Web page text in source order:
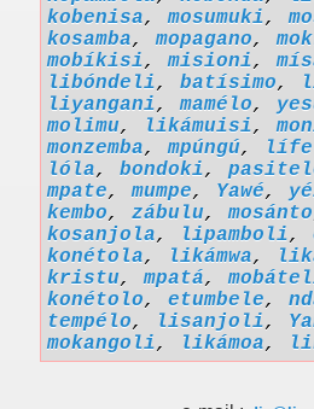
kobenisa,mosumuki,
kosamba,mopagano,
mobíkisi,misioni,
libóndeli, batísimo,
liyangani,mamélo,
molimu, likámuisi,
monzemba,mpúngú,
lóla, bondoki,
mpate,mumpe, Yawé,
kembo, zábulu,mosánto
kosanjola, lipamboli,
konétola, likámwa,
kristu,mpatá,
konétolo, etumbele,
tempélo, lisanjoli,
mokangoli, likámoa,